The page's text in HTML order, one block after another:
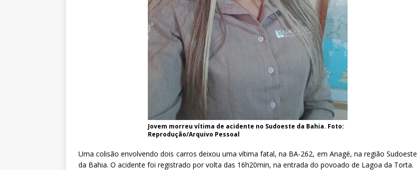
Jovem morreu vítima de acidente no Sudoeste da Bahia. Foto:
Reprodução/Arquivo Pessoal
Uma colisão envolvendo dois carros deixou uma vítima fatal, na BA-262, em Anagé, na região Sudoeste
da Bahia. O acidente foi registrado por volta das 16h20min, na entrada do povoado de Lagoa da Torta.